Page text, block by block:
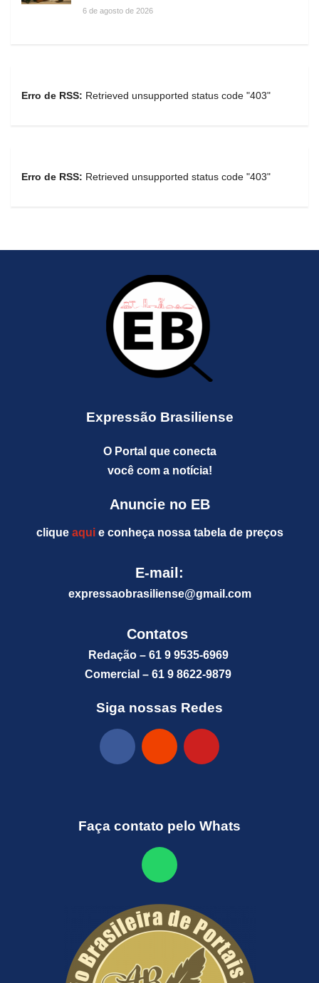
6 de agosto de 2026
Erro de RSS: Retrieved unsupported status code "403"
Erro de RSS: Retrieved unsupported status code "403"
Expressão Brasiliense
O Portal que conecta
você com a notícia!
Anuncie no EB
clique aquie conheça nossa tabela de preços
E-mail:
expressaobrasiliense@gmail.com
Contatos
Redação – 61 9 9535-6969
Comercial – 61 9 8622-9879
Siga nossas Redes
Faça contato pelo Whats